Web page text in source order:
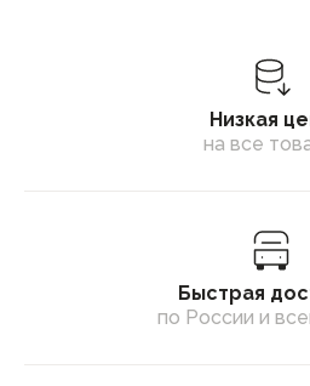
Низкая
на все
Быстрая
по России и